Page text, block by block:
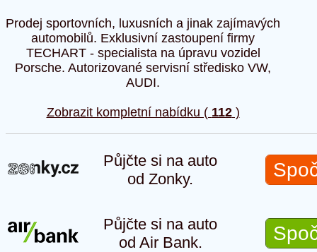
Prodej sportovních, luxusních a jinak zajímavých
automobilů. Exklusivní zastoupení firmy
TECHART - specialista na úpravu vozidel
Porsche. Autorizované servisní středisko VW,
AUDI.
Zobrazit kompletní nabídku ( 112)
Půjčte si na auto
od Zonky.
Půjčte si na auto
od Air Bank.